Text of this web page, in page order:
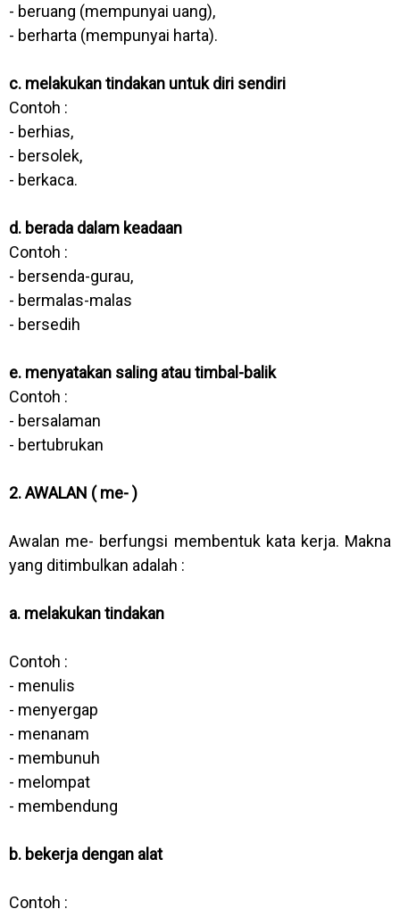
- beruang (mempunyai uang),
- berharta (mempunyai harta).
c. melakukan tindakan untuk diri sendiri
Contoh :
- berhias,
- bersolek,
- berkaca.
d. berada dalam keadaan
Contoh :
- bersenda-gurau,
- bermalas-malas
- bersedih
e. menyatakan saling atau timbal-balik
Contoh :
- bersalaman
- bertubrukan
2. AWALAN ( me- )
Awalan me- berfungsi membentuk kata kerja. Makna
yang ditimbulkan adalah :
a. melakukan tindakan
Contoh :
- menulis
- menyergap
- menanam
- membunuh
- melompat
- membendung
b. bekerja dengan alat
Contoh :